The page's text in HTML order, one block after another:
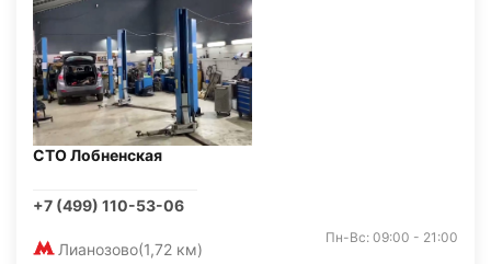
СТО Лобненская
+7 (499) 110-53-06
Лианозово(1,72 км)
Пн-Вс: 09:00 - 21:00